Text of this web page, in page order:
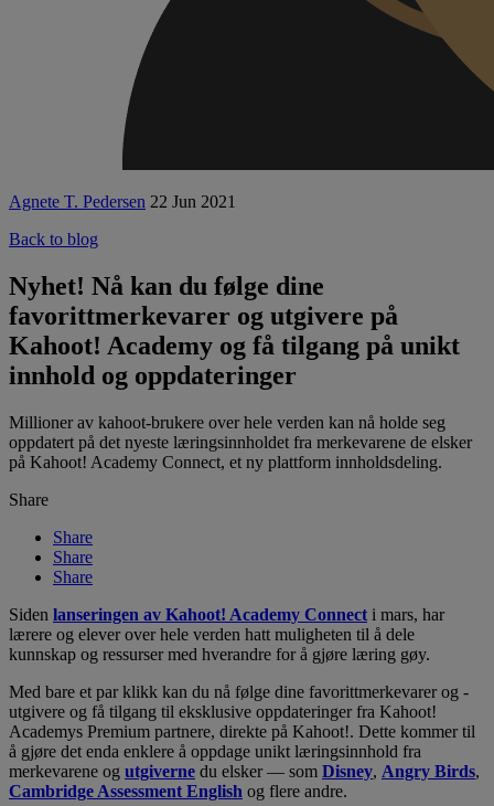
Agnete T. Pedersen 22 Jun 2021
Back to blog
Nyhet! Nå kan du følge dine
favorittmerkevarer og utgivere på
Kahoot! Academy og få tilgang på unikt
innhold og oppdateringer
Millioner av kahoot-brukere over hele verden kan nå holde seg
oppdatert på det nyeste læringsinnholdet fra merkevarene de elsker
på Kahoot! Academy Connect, et ny plattform innholdsdeling.
Share
Share
Share
Share
Siden lanseringen av Kahoot! Academy Connect i mars, har
lærere og elever over hele verden hatt muligheten til å dele
kunnskap og ressurser med hverandre for å gjøre læring gøy.
Med bare et par klikk kan du nå følge dine favorittmerkevarer og -
utgivere og få tilgang til eksklusive oppdateringer fra Kahoot!
Academys Premium partnere, direkte på Kahoot!. Dette kommer til
å gjøre det enda enklere å oppdage unikt læringsinnhold fra
merkevarene og utgiverne du elsker — som Disney, Angry Birds,
Cambridge Assessment English og flere andre.